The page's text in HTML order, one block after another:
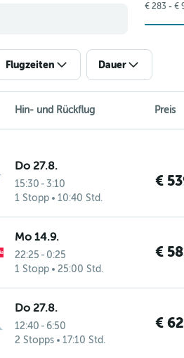
€ 283 - €
Flugzeiten Dauer
Hin- und Rückflug Preis
Do 27.8.
15:30 - 3:10
1 Stopp
10:40 Std.
€
Mo 14.9.
22:25 - 0:25
1 Stopp
25:00 Std.
€
Do 27.8.
12:40 - 6:50
2 Stopps
17:10 Std.
€